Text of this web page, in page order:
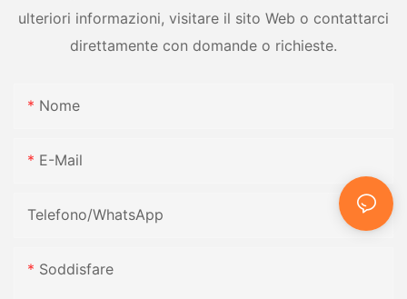
ulteriori informazioni, visitare il sito Web o contattarci
direttamente con domande o richieste.
Nome
E-Mail
Telefono/WhatsApp
Soddisfare